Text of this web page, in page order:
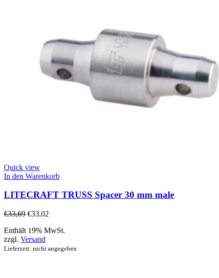
Quick view
In den Warenkorb
LITECRAFT TRUSS Spacer 30 mm male
€33,69 €33,02
Enthält 19% MwSt.
zzgl. Versand
Lieferzeit: nicht angegeben